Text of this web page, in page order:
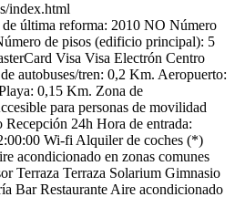
index.html
última reforma: 2010 NO Número
de pisos (edificio principal): 5
Visa Visa Electrón Centro
autobuses/tren: 0,2 Km. Aeropuerto:
0,15 Km. Zona de
para personas de movilidad
Recepción 24h Hora de entrada:
Wi-fi Alquiler de coches (*)
acondicionado en zonas comunes
Terraza Terraza Solarium Gimnasio
Bar Restaurante Aire acondicionado